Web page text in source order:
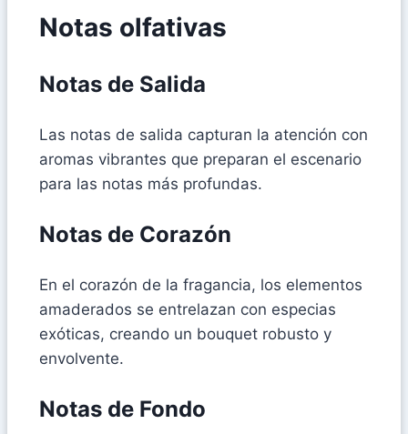
Notas olfativas
Notas de Salida
Las notas de salida capturan la atención con
aromas vibrantes que preparan el escenario
para las notas más profundas.
Notas de Corazón
En el corazón de la fragancia, los elementos
amaderados se entrelazan con especias
exóticas, creando un bouquet robusto y
envolvente.
Notas de Fondo